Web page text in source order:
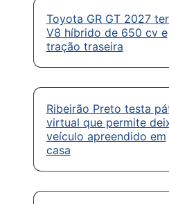
Toyota GR GT 2027
V8 híbrido de 650 cv e
tração traseira
Ribeirão Preto testa
virtual que permite
veículo apreendido em
casa